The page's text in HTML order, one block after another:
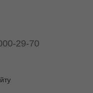
29-70